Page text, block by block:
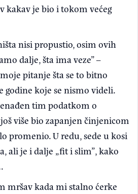
kakav je bio i tokom većeg
nisi propustio, osim ovih
dalje, šta ima veze” –
pitanje šta se to bitno
godine koje se nismo videli.
tim podatkom o
više bio zapanjen činjenicom
promenio. U redu, sede u kosi
ali je i dalje „fit i slim”, kako
mršav kada mi stalno ćerke